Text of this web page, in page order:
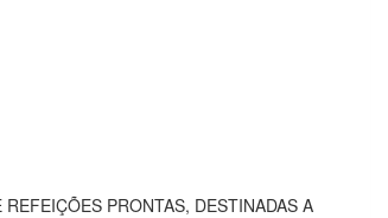
PRONTAS, DESTINADAS A